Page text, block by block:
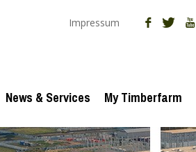
Impressum
News & Services My Timberfarm